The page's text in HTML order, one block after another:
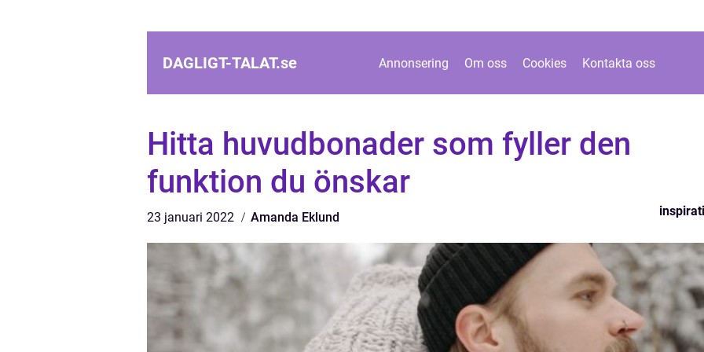
DAGLIGT-TALAT.se Annonsering Om oss Cookies Kontakta oss
Hitta huvudbonader som fyller den
funktion du önskar
23 januari 2022 Amanda Eklund